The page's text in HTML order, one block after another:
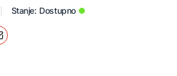
Stanje: Dostupno